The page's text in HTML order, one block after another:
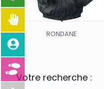
RONDANE
Votre recherche :